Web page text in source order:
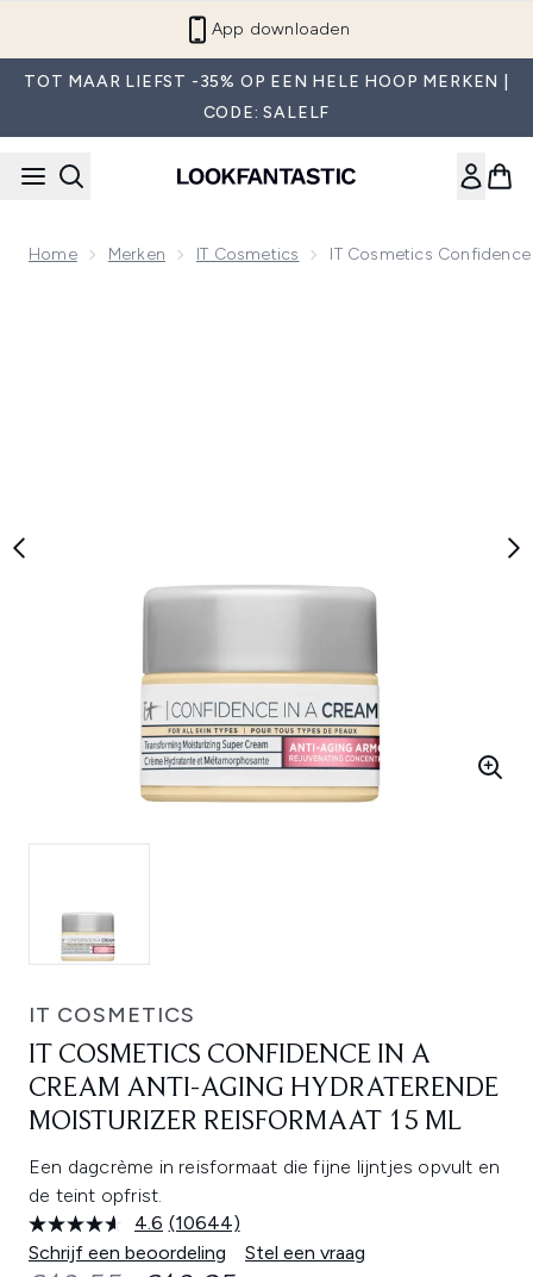
App downloaden
TOT MAAR LIEFST -35% OP EEN HELE HOOP MERKEN |
CODE: SALELF
Home Merken IT Cosmetics IT Cosmetics
IT COSMETICS
IT COSMETICS CONFIDENCE IN A
CREAM ANTI-AGING HYDRATERENDE
MOISTURIZER REISFORMAAT 15 ML
Een dagcrème in reisformaat die fijne lijntjes opvult en
de teint opfrist.
4.6 Lees
10644
beoordelingen.
(10644)
Schrijf een beoordeling
Stel een vraag